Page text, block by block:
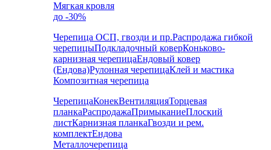
Мягкая кровля
до -30%
Черепица ОСП, гвозди и пр.Распродажа гибкой
черепицыПодкладочный коверКоньково-
карнизная черепицаЕндовый ковер
(Ендова)Рулонная черепицаКлей и мастика
Композитная черепица
ЧерепицаКонекВентиляцияТорцевая
планкаРаспродажаПримыканиеПлоский
листКарнизная планкаГвозди и рем.
комплектЕндова
Металлочерепица